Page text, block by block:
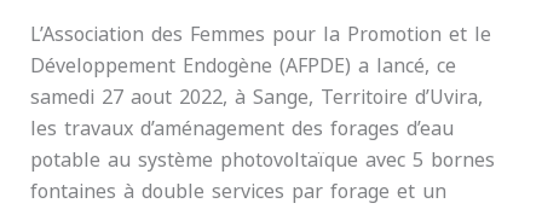
L’Association des Femmes pour la Promotion et le
Développement Endogène (AFPDE) a lancé, ce
samedi 27 aout 2022, à Sange, Territoire d’Uvira,
les travaux d’aménagement des forages d’eau
potable au système photovoltaïque avec 5 bornes
fontaines à double services par forage et un